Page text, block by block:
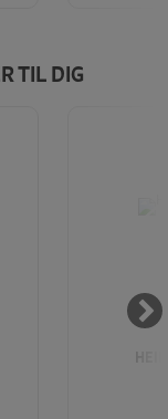
TIL DIG